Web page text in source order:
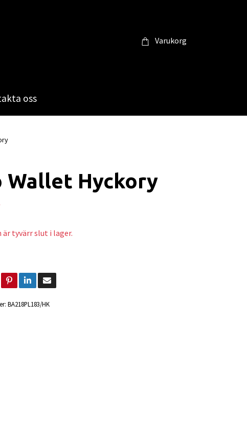
Varukorg
oss
Wallet Hyckory
är tyvärr slut i lager.
BA218PL183/HK